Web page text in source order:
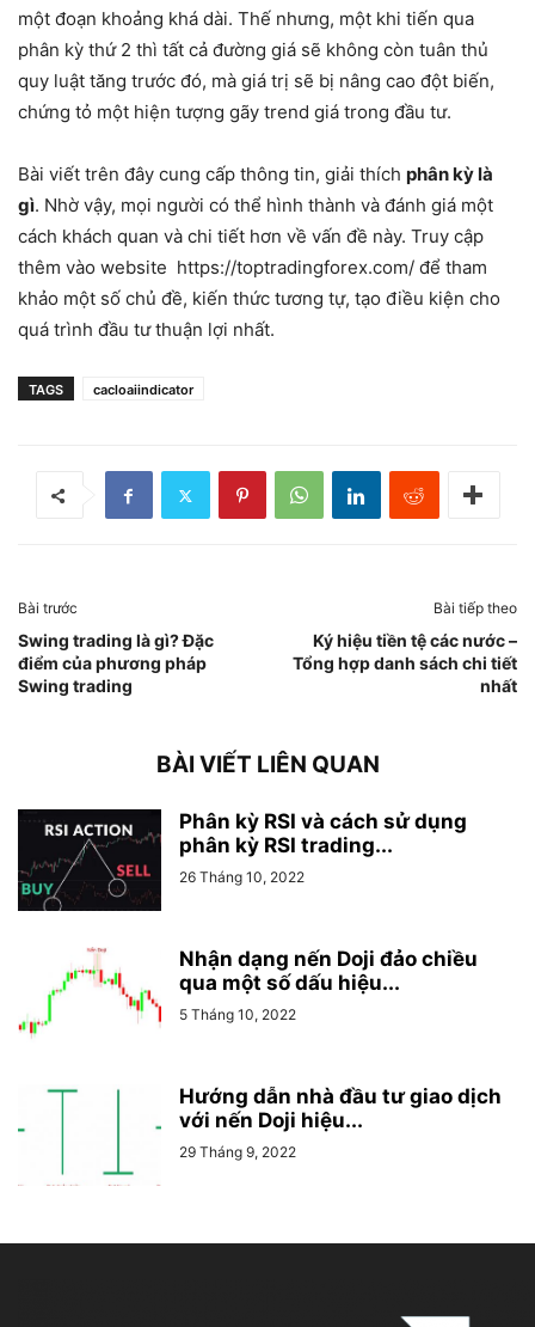
một đoạn khoảng khá dài. Thế nhưng, một khi tiến qua
phân kỳ thứ 2 thì tất cả đường giá sẽ không còn tuân thủ
quy luật tăng trước đó, mà giá trị sẽ bị nâng cao đột biến,
chứng tỏ một hiện tượng gãy trend giá trong đầu tư.
Bài viết trên đây cung cấp thông tin, giải thích phân kỳ là
gì. Nhờ vậy, mọi người có thể hình thành và đánh giá một
cách khách quan và chi tiết hơn về vấn đề này. Truy cập
thêm vào website https://toptradingforex.com/ để tham
khảo một số chủ đề, kiến thức tương tự, tạo điều kiện cho
quá trình đầu tư thuận lợi nhất.
TAGS cacloaiindicator
Bài trước
Swing trading là gì? Đặc
điểm của phương pháp
Swing trading
Bài tiếp theo
Ký hiệu tiền tệ các nước –
Tổng hợp danh sách chi tiết
nhất
BÀI VIẾT LIÊN QUAN
Phân kỳ RSI và cách sử dụng
phân kỳ RSI trading...
26 Tháng 10, 2022
Nhận dạng nến Doji đảo chiều
qua một số dấu hiệu...
5 Tháng 10, 2022
Hướng dẫn nhà đầu tư giao dịch
với nến Doji hiệu...
29 Tháng 9, 2022